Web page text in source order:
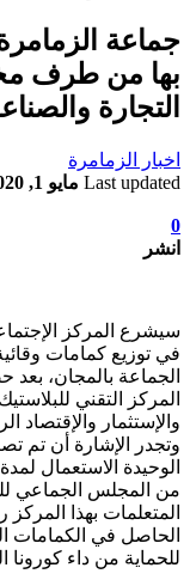
جماعة
التجارة
اخبار الزمامرة
Last updated مايو 1, 2020
0
انشر
سيشرع المركز
في توزيع كمامات
الجماعة بالمجان،
المركز التقني
والإستثمار والإقتصاد الرقمي
وتجدر الإشارة أن تم
من المجلس الجماعي
المتعلمات بهذا
الحاصل في الكمامات
للحماية من داء كورونا